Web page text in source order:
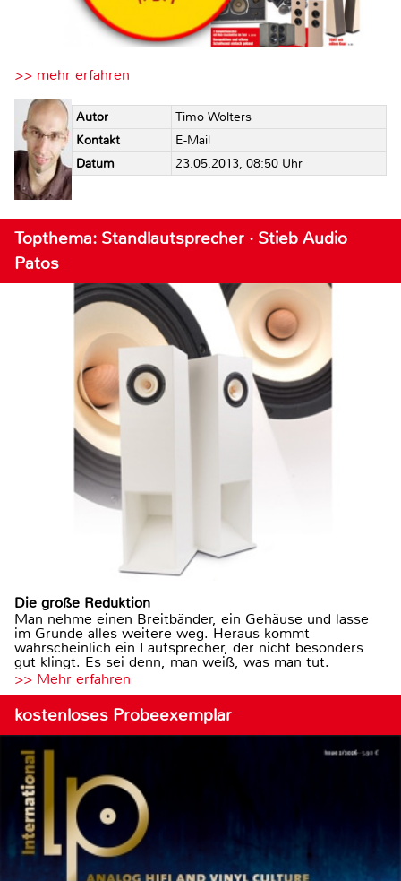
>> mehr erfahren
Autor
Timo Wolters
Kontakt
E-Mail
Datum
23.05.2013, 08:50 Uhr
Topthema: Standlautsprecher · Stieb Audio
Patos
Die große Reduktion
Man nehme einen Breitbänder, ein Gehäuse und lasse
im Grunde alles weitere weg. Heraus kommt
wahrscheinlich ein Lautsprecher, der nicht besonders
gut klingt. Es sei denn, man weiß, was man tut.
>> Mehr erfahren
kostenloses Probeexemplar